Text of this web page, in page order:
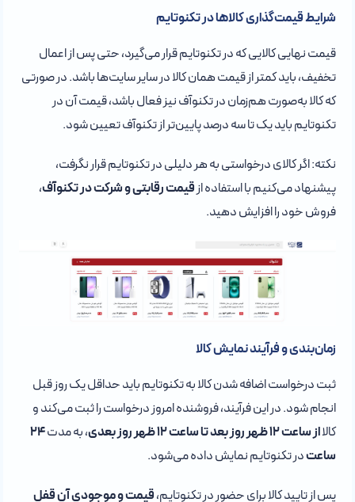
شرایط قیمت‌گذاری کالاها در تکنوتایم
قیمت نهایی کالایی که در تکنوتایم قرار می‌گیرد، حتی پس از اعمال
تخفیف، باید کمتر از قیمت همان کالا در سایر سایت‌ها باشد. در صورتی
که کالا به‌صورت هم‌زمان در تکنوآف نیز فعال باشد، قیمت آن در
تکنوتایم باید یک تا سه درصد پایین‌تر از تکنوآف تعیین شود.
نکته: اگر کالای درخواستی به هر دلیلی در تکنوتایم قرار نگرفت،
پیشنهاد می‌کنیم با استفاده ازقیمت رقابتی و شرکت در تکنوآف،
فروش خود را افزایش دهید.
زمان‌بندی و فرآیند نمایش کالا
ثبت درخواست اضافه شدن کالا به تکنوتایم باید حداقل یک روز قبل
انجام شود. در این فرآیند، فروشنده امروز درخواست را ثبت می‌کند و
کالااز ساعت ۱۲ ظهر روز بعد تا ساعت ۱۲ ظهر روز بعدی ، به مدت۲۴
ساعتدر تکنوتایم نمایش داده می‌شود.
پس از تایید کالا برای حضور در تکنوتایم،قیمت و موجودی آن قفل